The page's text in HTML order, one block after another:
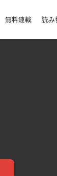
無料連載 読み